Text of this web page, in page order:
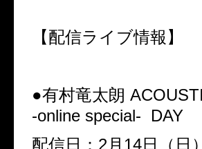
【配信ライブ情報】
●有村竜太朗
-online special-
DAY
配信日： 2月 14日（日）